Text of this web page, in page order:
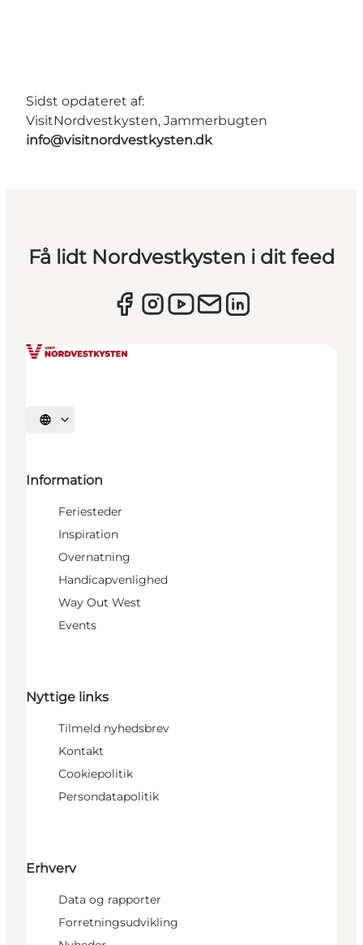
Sidst opdateret af:
VisitNordvestkysten, Jammerbugten
info@visitnordvestkysten.dk
Få lidt Nordvestkysten i dit feed
Vælg sprog
Information
Feriesteder
Inspiration
Overnatning
Handicapvenlighed
Way Out West
Events
Nyttige links
Tilmeld nyhedsbrev
Kontakt
Cookiepolitik
Persondatapolitik
Erhverv
Data og rapporter
Forretningsudvikling